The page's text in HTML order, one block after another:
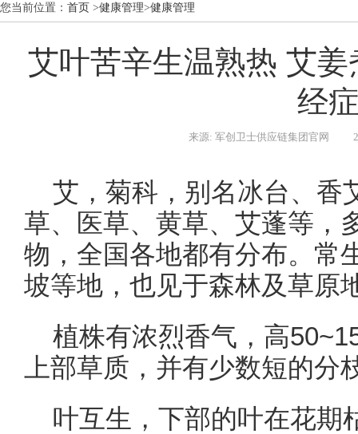
您当前位置： 首页 >健康管理>健康管理
艾叶苦辛生温熟热 艾
经
来源: 军创卫士供应链集团官网
艾，菊科，别名冰台、香
草、医草、黄草、艾蓬等，
物，全国各地都有分布。常
坡等地，也见于森林及草原
植株有浓烈香气，高
上部草质，并有少数短的
叶互生，下部的叶在花期